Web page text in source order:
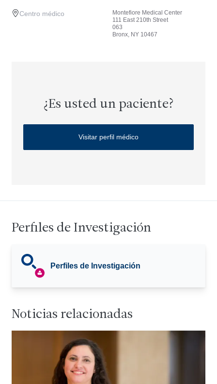
Centro médico
Montefiore Medical Center
111 East 210th Street
063
Bronx, NY 10467
¿Es usted un paciente?
Visitar perfil médico
Perfiles de Investigación
Perfiles de Investigación
Noticias relacionadas